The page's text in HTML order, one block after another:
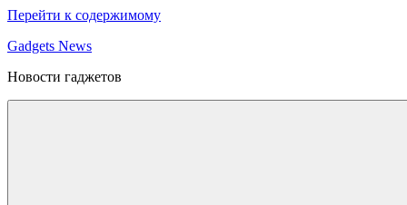
Перейти к содержимому
Gadgets News
Новости гаджетов